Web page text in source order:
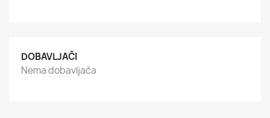
DOBAVLJAČI
Nema dobavljača